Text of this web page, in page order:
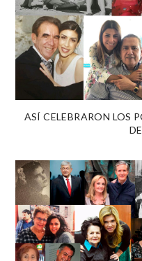
ASÍ CELEBRARON LOS